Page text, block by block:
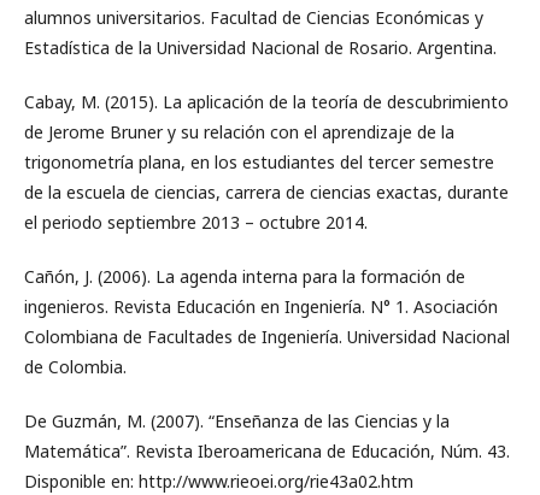
alumnos universitarios. Facultad de Ciencias Económicas y
Estadística de la Universidad Nacional de Rosario. Argentina.
Cabay, M. (2015). La aplicación de la teoría de descubrimiento
de Jerome Bruner y su relación con el aprendizaje de la
trigonometría plana, en los estudiantes del tercer semestre
de la escuela de ciencias, carrera de ciencias exactas, durante
el periodo septiembre 2013 – octubre 2014.
Cañón, J. (2006). La agenda interna para la formación de
ingenieros. Revista Educación en Ingeniería. N° 1. Asociación
Colombiana de Facultades de Ingeniería. Universidad Nacional
de Colombia.
De Guzmán, M. (2007). “Enseñanza de las Ciencias y la
Matemática”. Revista Iberoamericana de Educación, Núm. 43.
Disponible en: http://www.rieoei.org/rie43a02.htm